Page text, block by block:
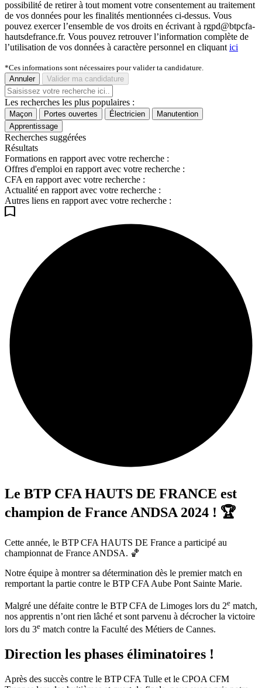
possibilité de retirer à tout moment votre consentement au traitement
de vos données pour les finalités mentionnées ci-dessus. Vous
pouvez exercer l’ensemble de vos droits en écrivant à rgpd@btpcfa-
hautsdefrance.fr. Vous pouvez retrouver l’information complète de
l’utilisation de vos données à caractère personnel en cliquant ici
*Ces informations sont nécessaires pour valider ta candidature.
Annuler
Valider ma candidature
Les recherches les plus populaires :
Maçon Portes ouvertes Électricien
Manutention
Apprentissage
Recherches suggérées
Résultats
Formations en rapport avec votre recherche :
Offres d'emploi en rapport avec votre recherche :
CFA en rapport avec votre recherche :
Actualité en rapport avec votre recherche :
Autres liens en rapport avec votre recherche :
Le BTP CFA HAUTS DE FRANCE est
champion de France ANDSA 2024 ! 🏆
Cette année, le BTP CFA HAUTS DE France a participé au
championnat de France ANDSA. 🏀
Notre équipe à montrer sa détermination dès le premier match en
remportant la partie contre le BTP CFA Aube Pont Sainte Marie.
Malgré une défaite contre le BTP CFA de Limoges lors du 2e match,
nos apprentis n’ont rien lâché et sont parvenu à décrocher la victoire
lors du 3e match contre la Faculté des Métiers de Cannes.
Direction les phases éliminatoires !
Après des succès contre le BTP CFA Tulle et le CPOA CFM